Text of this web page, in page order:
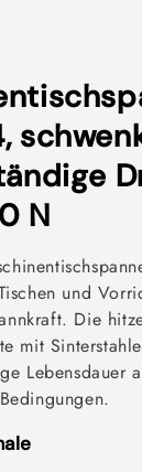
N
und
Die
mit
Lebensdauer